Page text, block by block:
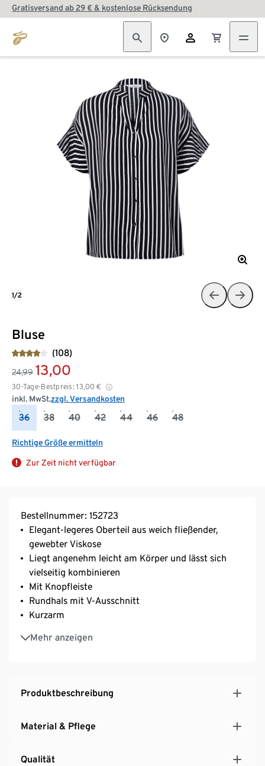
Gratisversand ab 29 € & kostenlose Rücksendung
Bluse
(108)
24,99 13,00
30-Tage-Bestpreis: 13,00 €
inkl. MwSt.zzgl. Versandkosten
36 38 40 42 44 46 48
Richtige Größe ermitteln
Zur Zeit nicht verfügbar
1/2
Bestellnummer: 152723
Elegant-legeres Oberteil aus weich fließender,
gewebter Viskose
Liegt angenehm leicht am Körper und lässt sich
vielseitig kombinieren
Mit Knopfleiste
Rundhals mit V-Ausschnitt
Kurzarm
Mehr anzeigen
Leicht überschnittene Schultern
Produktbeschreibung
Material & Pflege
Qualität